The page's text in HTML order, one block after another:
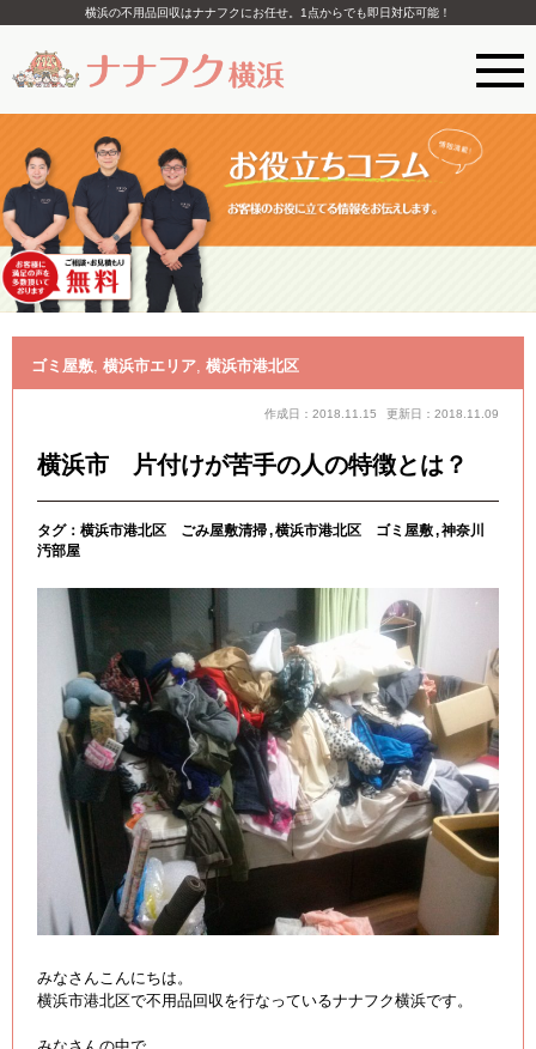
横浜の不用品回収はナナフクにお任せ。1点からでも即日対応可能！
ゴミ屋敷, 横浜市エリア, 横浜市港北区
作成日：2018.11.15 更新日：2018.11.09
横浜市 片付けが苦手の人の特徴とは？
タグ： 横浜市港北区 ごみ屋敷清掃 横浜市港北区 ゴミ屋敷 神奈川
汚部屋
みなさんこんにちは。
横浜市港北区で不用品回収を行なっているナナフク横浜です。